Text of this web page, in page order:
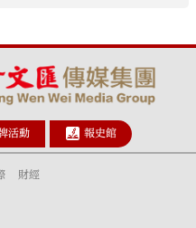
活動 報史館
財經